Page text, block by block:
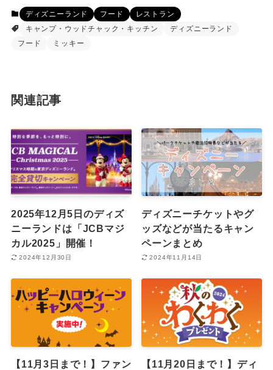
ディズニーランド フード
レストラン
キャンプ・ウッドチャック・キッチン
ディズニーランド
フード
ミッキー
関連記事
2025年12月5日のディズ
ニーランドは「JCBマジ
カル2025」開催！
2024年12月30日
ディズニーチケットやグ
ッズなどが当たるキャン
ペーンまとめ
2024年11月14日
【11月3日まで！】ファン
【11月20日まで！】ディ